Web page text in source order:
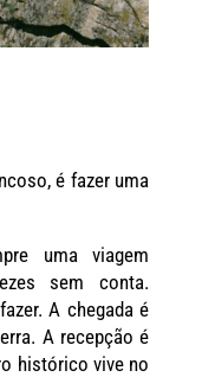
é fazer uma
uma viagem
sem conta.
A chegada é
A recepção é
histórico vive no